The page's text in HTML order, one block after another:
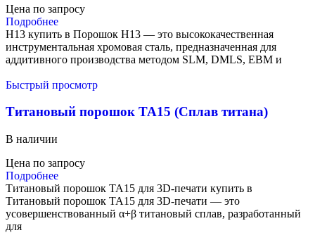
Цена по запросу
Подробнее
H13 купить в Порошок H13 — это высококачественная
инструментальная хромовая сталь, предназначенная для
аддитивного производства методом SLM, DMLS, EBM и
Быстрый просмотр
Титановый порошок TA15 (Сплав титана)
В наличии
Цена по запросу
Подробнее
Титановый порошок TA15 для 3D-печати купить в
Титановый порошок TA15 для 3D-печати — это
усовершенствованный α+β титановый сплав, разработанный
для